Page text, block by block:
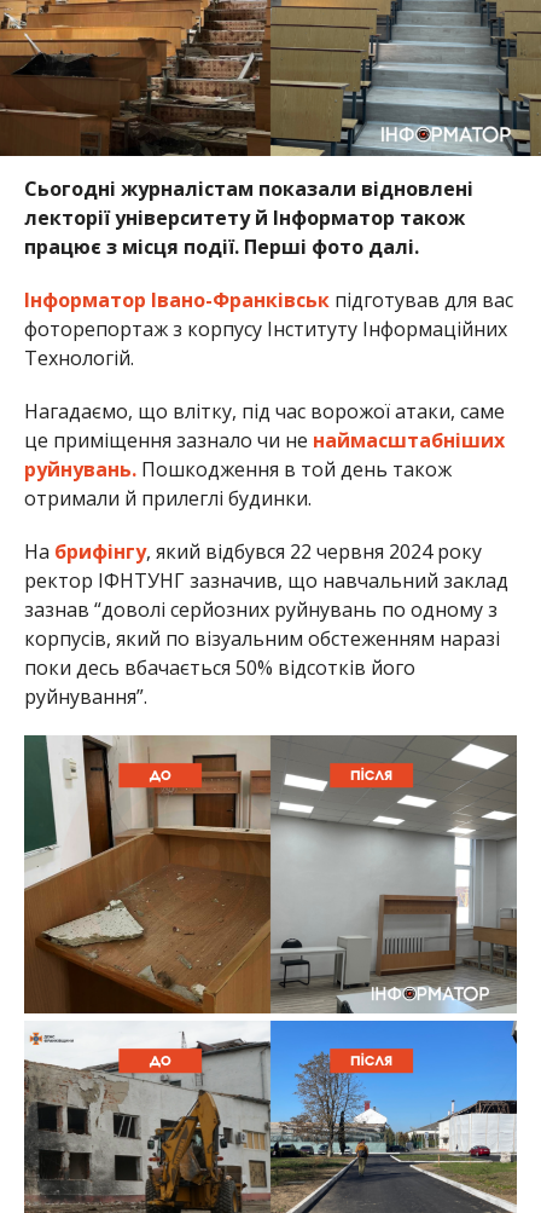
Сьогодні журналістам показали відновлені
лекторії університету й Інформатор також
працює з місця події. Перші фото далі.
Інформатор Івано-Франківськпідготував для вас
фоторепортаж з корпусу Інституту Інформаційних
Технологій.
Нагадаємо, що влітку, під час ворожої атаки, саме
це приміщення зазнало чи не наймасштабніших
руйнувань.Пошкодження в той день також
отримали й прилеглі будинки.
На брифінгу, який відбувся 22 червня 2024 року
ректор ІФНТУНГ зазначив, що навчальний заклад
зазнав “доволі серйозних руйнувань по одному з
корпусів, який по візуальним обстеженням наразі
поки десь вбачається 50% відсотків його
руйнування”.